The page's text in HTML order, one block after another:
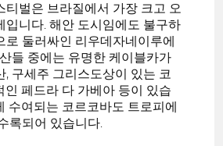
티벌은 브라질에서 가장 크고 오
입니다. 해안 도시임에도 불구하
로 둘러싸인 리우데자네이루에
들 중에는 유명한 케이블카가
, 구세주 그리스도상이 있는 코
인 페드라 다 가베아 등이 있습
수여되는 코르코바도 트로피에
록되어 있습니다.